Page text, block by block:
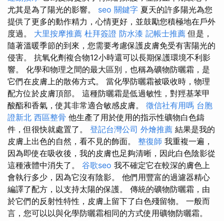
尤其是為了陽光的影響。 seo 關鍵字 夏天的許多陽光為您
提供了更多的動作精力，心情更好，並鼓勵您積極地在戶外
度過。 大里按摩推薦 杜拜簽證 防水漆 記帳士推薦 但是，
隨著溫暖季節的到來，您需要考慮保護皮膚免受有害陽光的
侵害。 抗氧化劑複合物12小時還可以長期保護環境不利影
響。 化學和物理之間的最大區別，也稱為礦物防曬霜，是
它們在皮膚上的散佈方式。 當化學防曬霜被吸收時，物理
配方位於皮膚頂部。 這種防曬霜是低過敏性，對羥基苯甲
酸酯和香氣，使其非常適合敏感皮膚。 徵信社有用嗎 台胞
證新北 西區整骨 他生產了用於使用的指示性礦物白色鑄
件，但很快就處置了。 登記台灣公司 外燴推薦 結果是我的
皮膚上出色的自然，看不見的飾面。 整復師 我重複一遍，
因為即使在吸收後，我的皮膚也足夠清晰，因此白色陰影從
這種液體中消失了。 谷歌seo 我不確定它在較深的膚色上
會執行多少，因為它沒有陰影。 他們用豐富的過濾器精心
編譯了配方，以支持太陽的保護。 傳統的礦物防曬霜，由
於它們的反射性特性，皮膚上留下了白色殘留物。 一般而
言，您可以以與化學防曬霜相同的方式使用礦物防曬霜。